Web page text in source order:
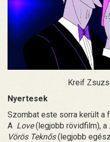
Kreif
Nyertesek
Szombat este sorra került a
A Love(legjobb rövidfilm), a
Vörös Teknős(legjobb